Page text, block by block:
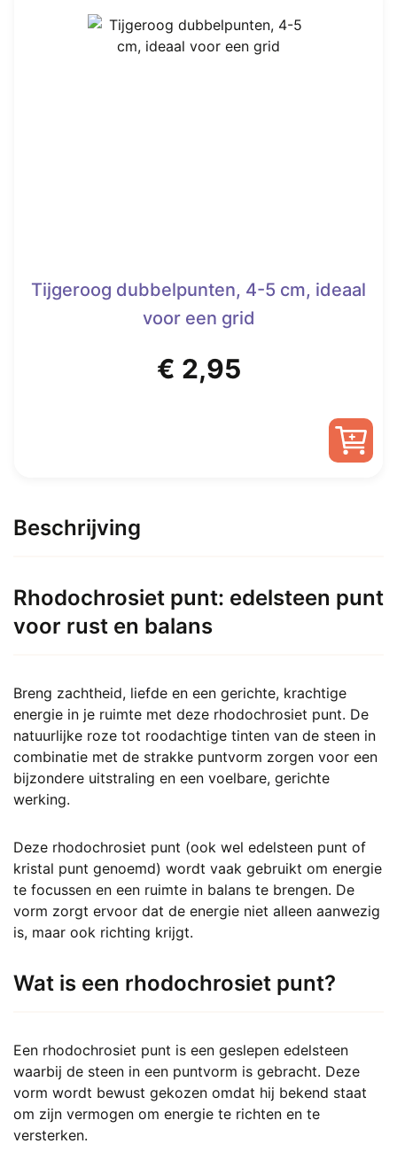
Tijgeroog dubbelpunten, 4-5 cm, ideaal
voor een grid
€ 2,95
Beschrijving
Rhodochrosiet punt: edelsteen punt
voor rust en balans
Breng zachtheid, liefde en een gerichte, krachtige
energie in je ruimte met deze rhodochrosiet punt. De
natuurlijke roze tot roodachtige tinten van de steen in
combinatie met de strakke puntvorm zorgen voor een
bijzondere uitstraling en een voelbare, gerichte
werking.
Deze rhodochrosiet punt (ook wel edelsteen punt of
kristal punt genoemd) wordt vaak gebruikt om energie
te focussen en een ruimte in balans te brengen. De
vorm zorgt ervoor dat de energie niet alleen aanwezig
is, maar ook richting krijgt.
Wat is een rhodochrosiet punt?
Een rhodochrosiet punt is een geslepen edelsteen
waarbij de steen in een puntvorm is gebracht. Deze
vorm wordt bewust gekozen omdat hij bekend staat
om zijn vermogen om energie te richten en te
versterken.